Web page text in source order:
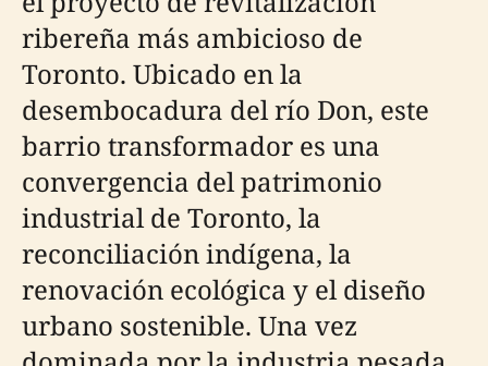
ribereña más ambicioso de
Toronto. Ubicado en la
desembocadura del río Don, este
barrio transformador es una
convergencia del patrimonio
industrial de Toronto, la
reconciliación indígena, la
renovación ecológica y el diseño
urbano sostenible. Una vez